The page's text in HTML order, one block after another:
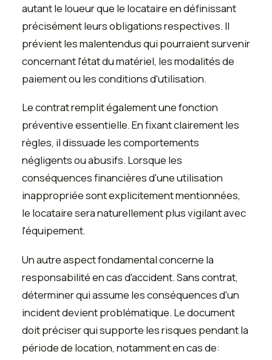
autant le loueur que le locataire en définissant
précisément leurs obligations respectives. Il
prévient les malentendus qui pourraient survenir
concernant l'état du matériel, les modalités de
paiement ou les conditions d'utilisation.
Le contrat remplit également une fonction
préventive essentielle. En fixant clairement les
règles, il dissuade les comportements
négligents ou abusifs. Lorsque les
conséquences financières d'une utilisation
inappropriée sont explicitement mentionnées,
le locataire sera naturellement plus vigilant avec
l'équipement.
Un autre aspect fondamental concerne la
responsabilité en cas d'accident. Sans contrat,
déterminer qui assume les conséquences d'un
incident devient problématique. Le document
doit préciser qui supporte les risques pendant la
période de location, notamment en cas de: